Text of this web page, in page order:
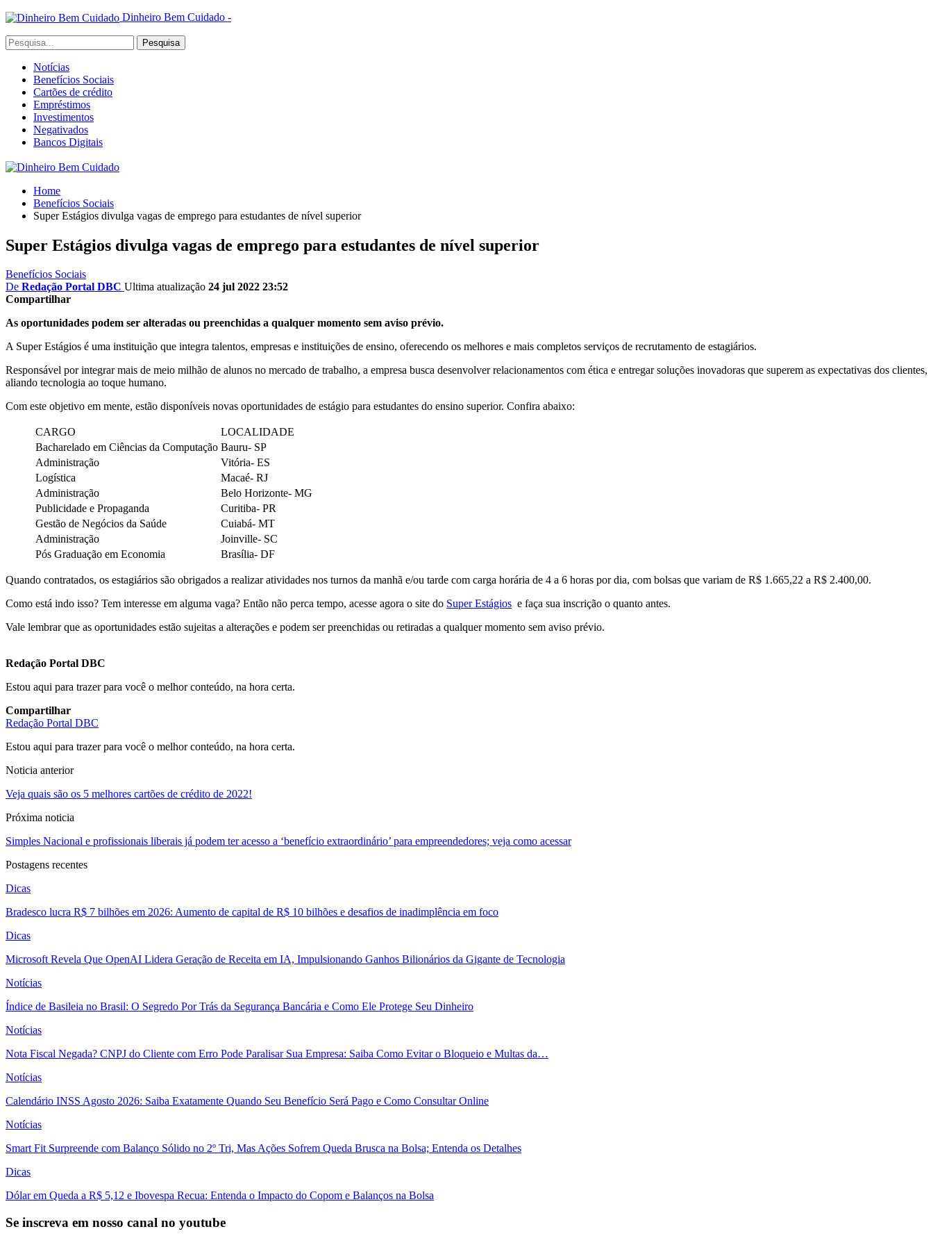
Dinheiro Bem Cuidado -
Notícias
Benefícios Sociais
Cartões de crédito
Empréstimos
Investimentos
Negativados
Bancos Digitais
Home
Benefícios Sociais
Super Estágios divulga vagas de emprego para estudantes de nível superior
Super Estágios divulga vagas de emprego para estudantes de nível superior
Benefícios Sociais
De Redação Portal DBC Ultima atualização 24 jul 2022 23:52
Compartilhar
As oportunidades podem ser alteradas ou preenchidas a qualquer momento sem aviso prévio.
A Super Estágios é uma instituição que integra talentos, empresas e instituições de ensino, oferecendo os melhores e mais completos serviços de recrutamento de estagiários.
Responsável por integrar mais de meio milhão de alunos no mercado de trabalho, a empresa busca desenvolver relacionamentos com ética e entregar soluções inovadoras que superem as expectativas dos clientes,
aliando tecnologia ao toque humano.
Com este objetivo em mente, estão disponíveis novas oportunidades de estágio para estudantes do ensino superior. Confira abaixo:
CARGO
LOCALIDADE
Bacharelado em Ciências da Computação Bauru- SP
Administração
Vitória- ES
Logística
Macaé- RJ
Administração
Belo Horizonte- MG
Publicidade e Propaganda
Curitiba- PR
Gestão de Negócios da Saúde
Cuiabá- MT
Administração
Joinville- SC
Pós Graduação em Economia
Brasília- DF
Quando contratados, os estagiários são obrigados a realizar atividades nos turnos da manhã e/ou tarde com carga horária de 4 a 6 horas por dia, com bolsas que variam de R$ 1.665,22 a R$ 2.400,00.
Como está indo isso? Tem interesse em alguma vaga? Então não perca tempo, acesse agora o site do Super Estágios e faça sua inscrição o quanto antes.
Vale lembrar que as oportunidades estão sujeitas a alterações e podem ser preenchidas ou retiradas a qualquer momento sem aviso prévio.
Redação Portal DBC
Estou aqui para trazer para você o melhor conteúdo, na hora certa.
Compartilhar
Redação Portal DBC
Estou aqui para trazer para você o melhor conteúdo, na hora certa.
Noticia anterior
Veja quais são os 5 melhores cartões de crédito de 2022!
Próxima noticia
Simples Nacional e profissionais liberais já podem ter acesso a ‘benefício extraordinário’ para empreendedores; veja como acessar
Postagens recentes
Dicas
Bradesco lucra R$ 7 bilhões em 2026: Aumento de capital de R$ 10 bilhões e desafios de inadimplência em foco
Dicas
Microsoft Revela Que OpenAI Lidera Geração de Receita em IA, Impulsionando Ganhos Bilionários da Gigante de Tecnologia
Notícias
Índice de Basileia no Brasil: O Segredo Por Trás da Segurança Bancária e Como Ele Protege Seu Dinheiro
Notícias
Nota Fiscal Negada? CNPJ do Cliente com Erro Pode Paralisar Sua Empresa: Saiba Como Evitar o Bloqueio e Multas da…
Notícias
Calendário INSS Agosto 2026: Saiba Exatamente Quando Seu Benefício Será Pago e Como Consultar Online
Notícias
Smart Fit Surpreende com Balanço Sólido no 2º Tri, Mas Ações Sofrem Queda Brusca na Bolsa; Entenda os Detalhes
Dicas
Dólar em Queda a R$ 5,12 e Ibovespa Recua: Entenda o Impacto do Copom e Balanços na Bolsa
Se inscreva em nosso canal no youtube